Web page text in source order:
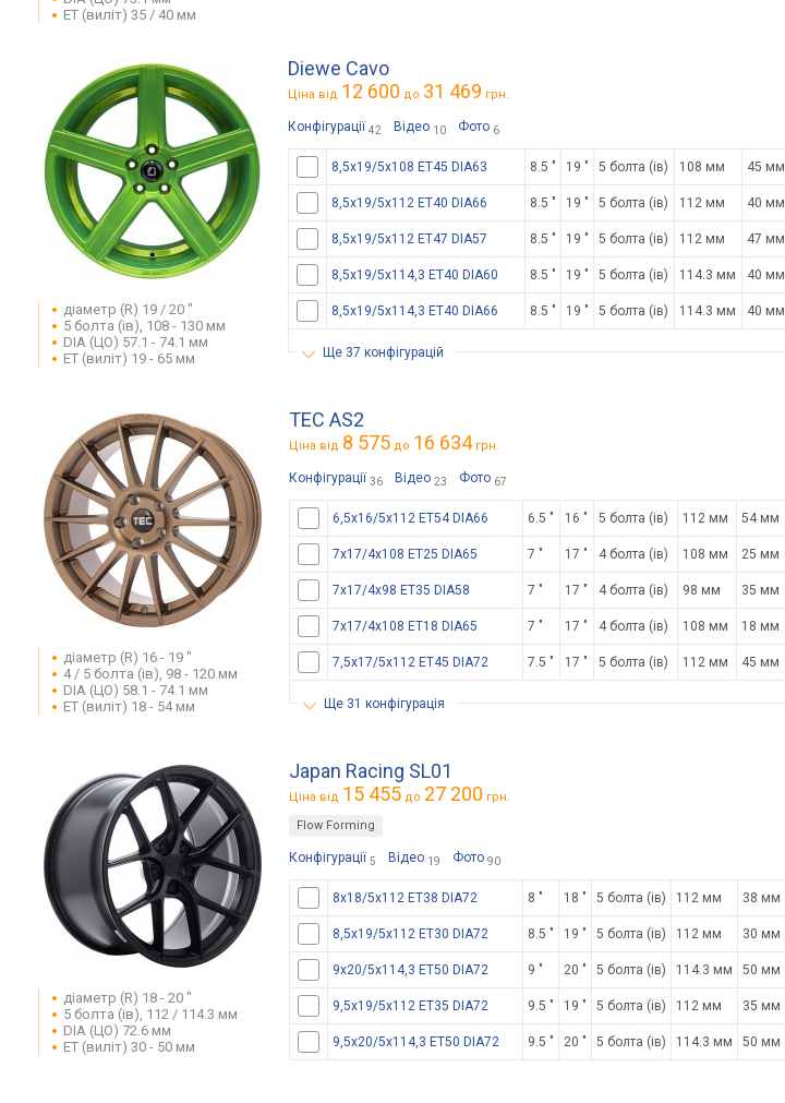
ET (виліт) 35 / 40 мм
діаметр (R) 19 / 20 "
5 болта (ів), 108 - 130 мм
DIA (ЦО) 57.1 - 74.1 мм
ET (виліт) 19 - 65 мм
Diewe Cavo
Ціна від 12 600 до 31 469 грн.
Конфігурації 42 Відео 10 Фото 6
8,5x19/5x108 ET45 DIA63 8.5 " 19 " 5 болта (ів) 108 мм 45 мм
8,5x19/5x112 ET40 DIA66 8.5 " 19 " 5 болта (ів) 112 мм 40 мм
8,5x19/5x112 ET47 DIA57 8.5 " 19 " 5 болта (ів) 112 мм 47 мм
8,5x19/5x114,3 ET40 DIA60 8.5 " 19 " 5 болта (ів) 114.3 мм 40 мм
8,5x19/5x114,3 ET40 DIA66 8.5 " 19 " 5 болта (ів) 114.3 мм 40 мм
ще 37 конфігурацій
діаметр (R) 16 - 19 "
4 / 5 болта (ів), 98 - 120 мм
DIA (ЦО) 58.1 - 74.1 мм
ET (виліт) 18 - 54 мм
TEC AS2
Ціна від 8 575 до 16 634грн.
Конфігурації 36 Відео 23 Фото 67
6,5x16/5x112 ET54 DIA66 6.5 " 16 " 5 болта (ів) 112 мм 54 мм
7x17/4x108 ET25 DIA65 7 " 17 " 4 болта (ів) 108 мм 25 мм
7x17/4x98 ET35 DIA58 7 " 17 " 4 болта (ів) 98 мм 35 мм
7x17/4x108 ET18 DIA65 7 " 17 " 4 болта (ів) 108 мм 18 мм
7,5x17/5x112 ET45 DIA72 7.5 " 17 " 5 болта (ів) 112 мм 45 мм
ще 31 конфігурація
діаметр (R) 18 - 20 "
5 болта (ів), 112 / 114.3 мм
DIA (ЦО) 72.6 мм
ET (виліт) 30 - 50 мм
Japan Racing SL01
Ціна від 15 455 до 27 200 грн.
Flow Forming
Конфігурації 5 Відео 19 Фото 90
8x18/5x112 ET38 DIA72 8 " 18 " 5 болта (ів) 112 мм 38 мм
8,5x19/5x112 ET30 DIA72 8.5 " 19 " 5 болта (ів) 112 мм 30 мм
9x20/5x114,3 ET50 DIA72 9 " 20 " 5 болта (ів) 114.3 мм 50 мм
9,5x19/5x112 ET35 DIA72 9.5 " 19 " 5 болта (ів) 112 мм 35 мм
9,5x20/5x114,3 ET50 DIA72 9.5 " 20 " 5 болта (ів) 114.3 мм 50 мм